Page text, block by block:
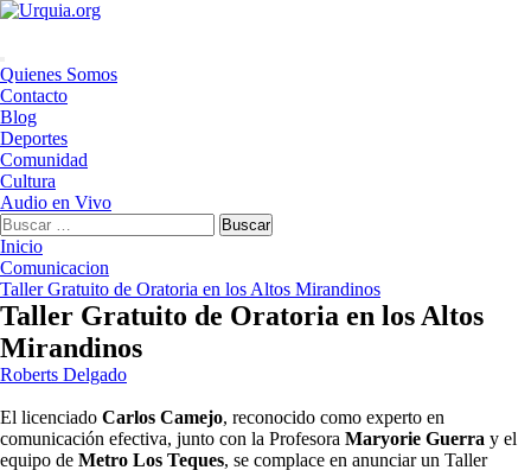
Saltar
Menú
principal
Quienes Somos
Contacto
Blog
Deportes
Comunidad
Cultura
Audio en Vivo
Buscar:
Inicio
Comunicacion
Taller Gratuito de Oratoria en los Altos Mirandinos
Taller Gratuito de Oratoria en los Altos
Mirandinos
Roberts Delgado
El licenciado Carlos Camejo, reconocido como experto en
comunicación efectiva, junto con la Profesora Maryorie Guerra y el
equipo de Metro Los Teques, se complace en anunciar un Taller